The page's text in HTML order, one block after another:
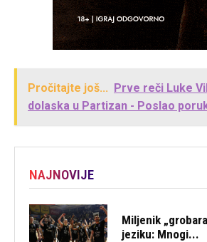
Pročitajte još... Prve reči Luke
dolaska u Partizan - Poslao
NAJNOVIJE
Miljenik
jeziku: Mnogi...